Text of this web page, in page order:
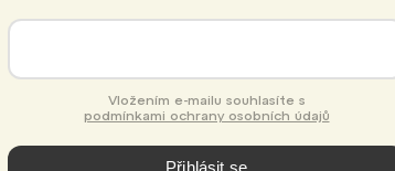
podmínkami ochrany osobních údajů